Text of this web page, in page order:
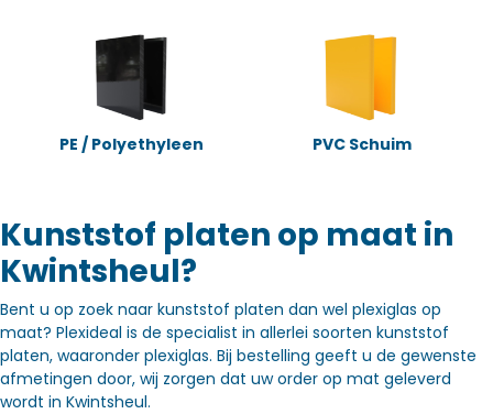
PE / Polyethyleen PVC Schuim
Kunststof platen op maat in
Kwintsheul?
Bent u op zoek naar kunststof platen dan wel plexiglas op
maat? Plexideal is de specialist in allerlei soorten kunststof
platen, waaronder plexiglas. Bij bestelling geeft u de gewenste
afmetingen door, wij zorgen dat uw order op mat geleverd
wordt in Kwintsheul.